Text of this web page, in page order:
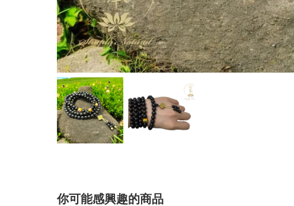
你可能感興趣的商品